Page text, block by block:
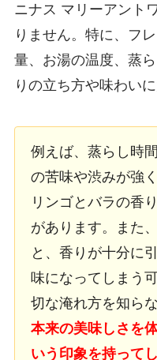
ニナス マリーアント
りません。特に、フ
量、お湯の温度、蒸
りの立ち方や味わい
例えば、蒸らし時
の苦味や渋みが強
リンゴとバラの香
があります。また
と、香りが十分に
味になってしまう
切な淹れ方を知ら
本来の美味しさを
いう印象を持って